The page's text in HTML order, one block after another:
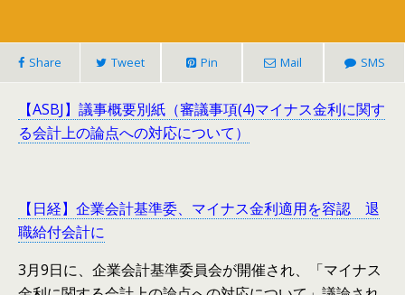
Share Tweet Pin Mail SMS
【ASBJ】議事概要別紙（審議事項(4)マイナス金利に関す
る会計上の論点への対応について）
【日経】企業会計基準委、マイナス金利適用を容認 退
職給付会計に
3月9日に、企業会計基準委員会が開催され、「マイナス